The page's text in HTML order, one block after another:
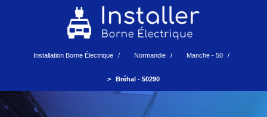
Installation Borne Électrique Normandie Manche - 50
Bréhal - 50290